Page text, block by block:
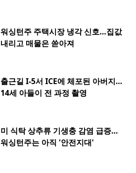
워싱턴주 주택시장 냉각 신호…집값
내리고 매물은 쏟아져
출근길 I-5서 ICE에 체포된 아버지…
14세 아들이 전 과정 촬영
미 식탁 상추류 기생충 감염 급증…
워싱턴주는 아직 '안전지대'